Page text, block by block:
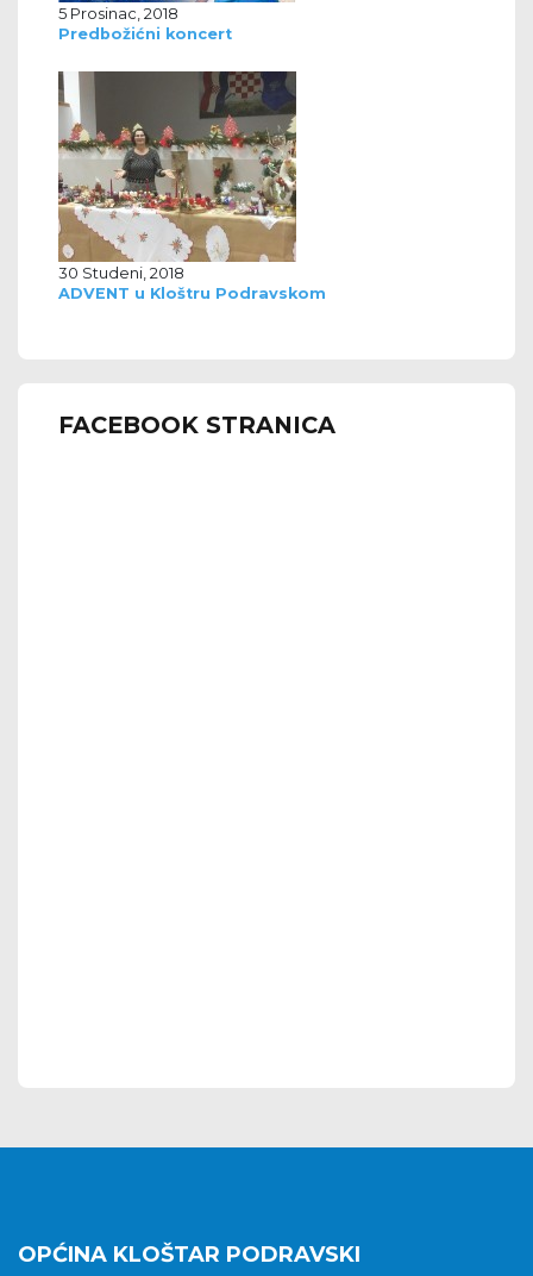
5 Prosinac, 2018
Predbožićni koncert
30 Studeni, 2018
ADVENT u Kloštru Podravskom
FACEBOOK STRANICA
OPĆINA KLOŠTAR PODRAVSKI